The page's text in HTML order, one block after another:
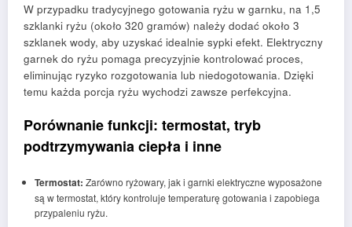
W przypadku tradycyjnego gotowania ryżu w garnku, na 1,5
szklanki ryżu (około 320 gramów) należy dodać około 3
szklanek wody, aby uzyskać idealnie sypki efekt. Elektryczny
garnek do ryżu pomaga precyzyjnie kontrolować proces,
eliminując ryzyko rozgotowania lub niedogotowania. Dzięki
temu każda porcja ryżu wychodzi zawsze perfekcyjna.
Porównanie funkcji: termostat, tryb
podtrzymywania ciepła i inne
Termostat: Zarówno ryżowary, jak i garnki elektryczne wyposażone
są w termostat, który kontroluje temperaturę gotowania i zapobiega
przypaleniu ryżu.